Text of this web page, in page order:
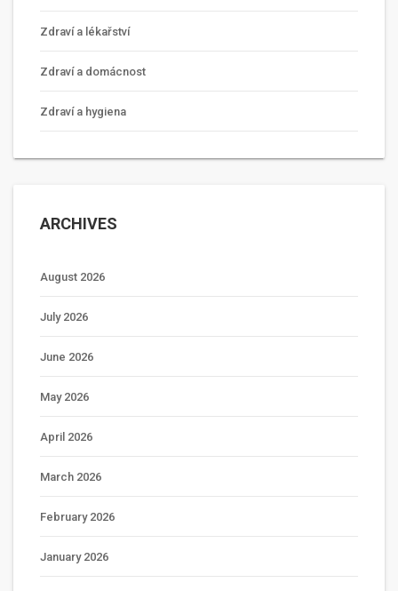
Zdraví a lékařství
Zdraví a domácnost
Zdraví a hygiena
ARCHIVES
August 2026
July 2026
June 2026
May 2026
April 2026
March 2026
February 2026
January 2026